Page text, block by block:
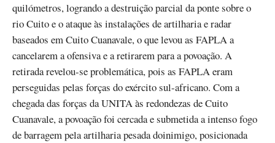
quilómetros, logrando a destruição parcial da ponte sobre o
rio Cuito e o ataque às instalações de artilharia e radar
baseados em Cuito Cuanavale, o que levou as FAPLA a
cancelarem a ofensiva e a retirarem para a povoação. A
retirada revelou-se problemática, pois as FAPLA eram
perseguidas pelas forças do exército sul-africano. Com a
chegada das forças da UNITA às redondezas de Cuito
Cuanavale, a povoação foi cercada e submetida a intenso fogo
de barragem pela artilharia pesada doinimigo, posicionada